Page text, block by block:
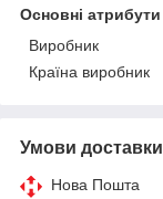
Основні атрибути
Виробник
Країна виробник
Умови доставки
Нова Пошта